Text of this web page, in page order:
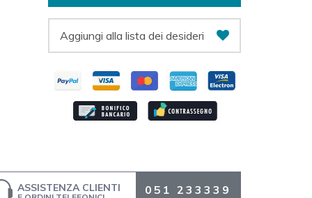
Aggiungi alla lista dei desideri
ASSISTENZA CLIENTI 051 233339